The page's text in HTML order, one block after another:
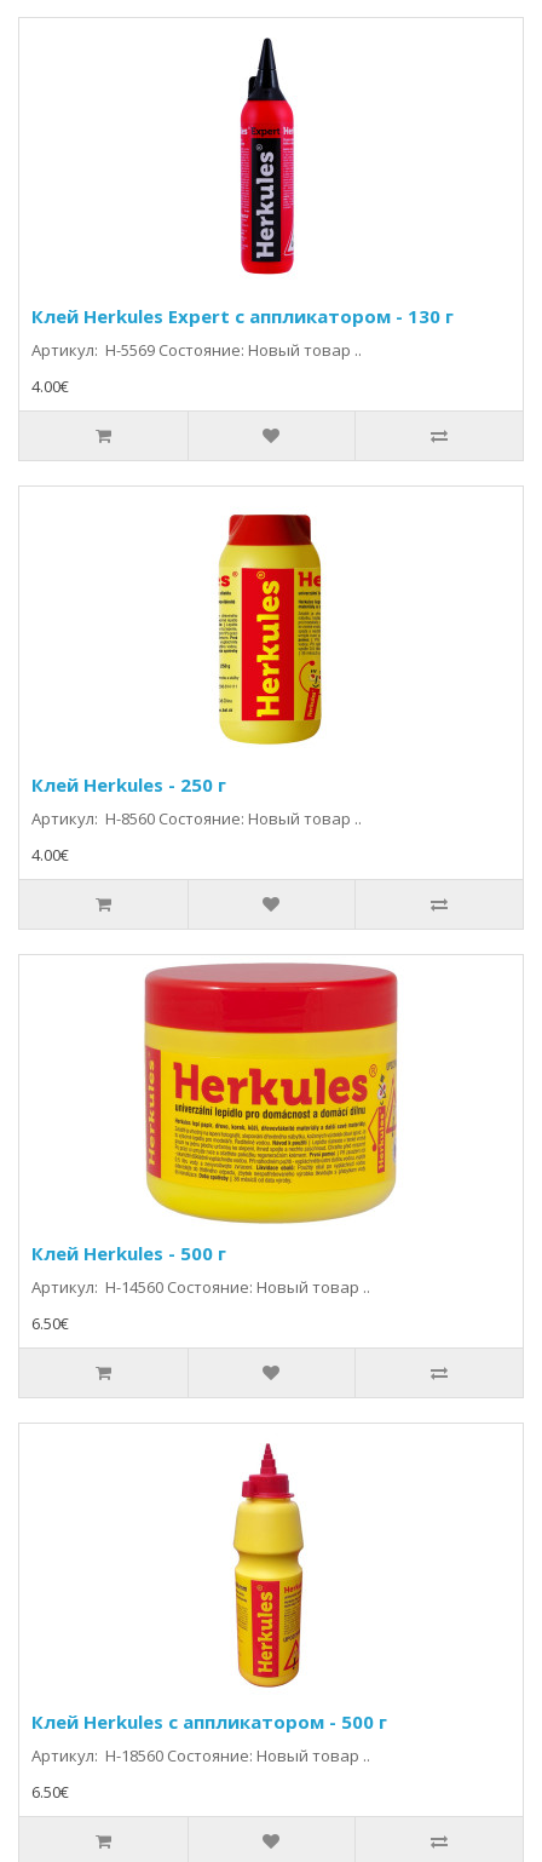
Клей Herkules Expert с аппликатором - 130 г
Артикул: H-5569 Состояние: Новый товар ..
4.00€
Клей Herkules - 250 г
Артикул: H-8560 Состояние: Новый товар ..
4.00€
Клей Herkules - 500 г
Артикул: H-14560 Состояние: Новый товар ..
6.50€
Клей Herkules с аппликатором - 500 г
Артикул: H-18560 Состояние: Новый товар ..
6.50€